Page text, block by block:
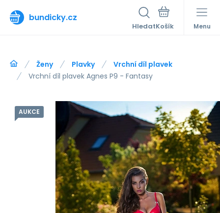
bundicky.cz
Hledat Menu
Ženy Plavky
Vrchní díl plavek
Vrchní díl plavek Agnes P9 - Fantasy
AUKCE